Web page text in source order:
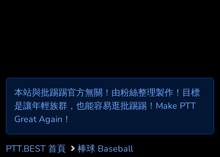
本站與批踢踢官方無關！由粉絲整理製作！目標
是讓年輕族群，也能容易逛批踢踢！Make PTT
Great Again！
PTT.BEST 首頁 棒球 Baseball